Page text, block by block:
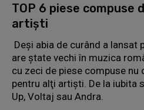
TOP 6 piese compuse
artişti
Deşi abia de curând a lansat
are ştate vechi în muzica
cu zeci de piese compuse nu
pentru alţi artişti. De la iubita
Up, Voltaj sau Andra.